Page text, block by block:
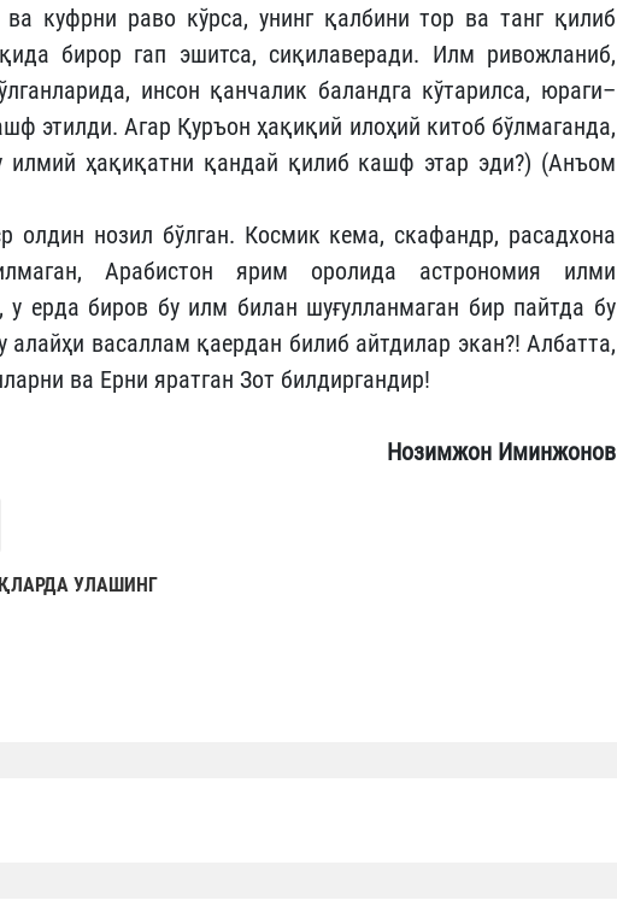
куфрни раво кўрса, унинг қалбини тор ва танг қилиб
бирор гап эшитса, сиқилаверади. Илм ривожланиб,
инсон қанчалик баландга кўтарилса, юраги–
этилди. Агар Қуръон ҳақиқий илоҳий китоб бўлмаганда,
илмий ҳақиқатни қандай қилиб кашф этар эди?) (Анъом
олдин нозил бўлган. Космик кема, скафандр, расадхона
Арабистон ярим оролида астрономия илми
ерда биров бу илм билан шуғулланмаган бир пайтда бу
алайҳи васаллам қаердан билиб айтдилар экан?! Албатта,
ва Ерни яратган Зот билдиргандир!
Нозимжон Иминжонов
УЛАШИНГ